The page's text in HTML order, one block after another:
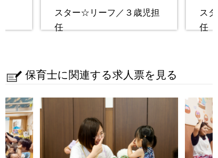
スター☆リーフ／３歳児担
任
ス
任
保育士に関連する求人票を見る